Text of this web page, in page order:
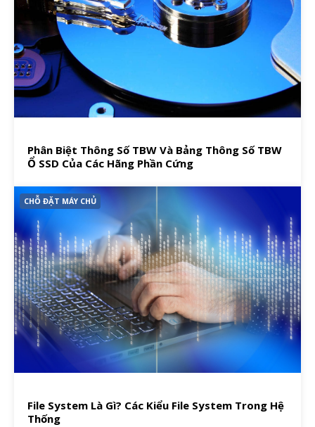
Phân Biệt Thông Số TBW Và Bảng Thông Số TBW
Ổ SSD Của Các Hãng Phần Cứng
CHỖ ĐẶT MÁY CHỦ
File System Là Gì? Các Kiểu File System Trong Hệ
Thống